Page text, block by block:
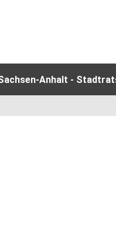
Anhalt -